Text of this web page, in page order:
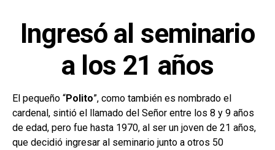
Ingresó al seminario
a los 21 años
El pequeño “Polito”, como también es nombrado el
cardenal, sintió el llamado del Señor entre los 8 y 9 años
de edad, pero fue hasta 1970, al ser un joven de 21 años,
que decidió ingresar al seminario junto a otros 50